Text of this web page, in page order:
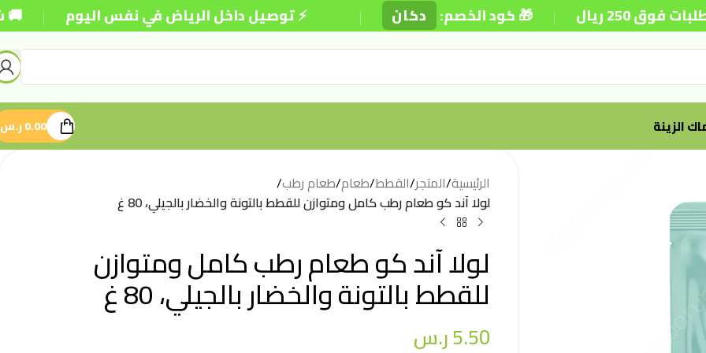
⚡ توصيل داخل الرياض في نفس اليوم | 🚚 شحن ريال | 🎁 كود الخصم: دكان |
الزينة 0.00ر.س
الرئيسية/المتجر/القطط/طعام/طعام رطب/
لولا آند كو طعام رطب كامل ومتوازن للقطط بالتونة والخضار بالجيلي، 80 غ
لولا آند كو طعام رطب كامل ومتوازن
للقطط بالتونة والخضار بالجيلي، 80 غ
5.50ر.س